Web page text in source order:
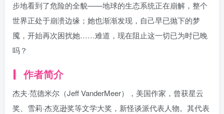
步地看到了危险的全貌——地球的生态系统正在崩解，整个
世界正处于崩溃边缘；她也渐渐发现，自己早已抛下的梦
魇，开始再次困扰她……难道，现在阻止这一切已为时已晚
吗？
作者简介
杰夫·范德米尔（Jeff VanderMeer），美国作家，曾获星云
奖、雪莉·杰克逊奖等文学大奖，新怪谈派代表人物。其代表